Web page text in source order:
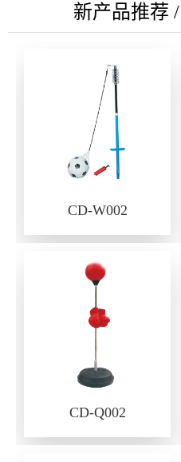
新产品推荐
CD-W002
CD-Q002